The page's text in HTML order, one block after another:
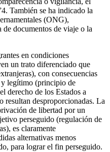
También se ha indicado la
(ONG),
de documentos de viaje o la
en condiciones
un trato diferenciado que
con consecuencias
legítimo (principio de
derecho de los Estados a
resultan desproporcionadas. La
de libertad por un
perseguido (regulación de
es claramente
alternativas menos
para lograr el fin perseguido.